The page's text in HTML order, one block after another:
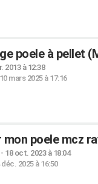
poele à pellet
2013 à 12:38
10 mars 2025 à 17:16
poele mcz
18 oct. 2023 à 18:04
déc. 2025 à 16:50